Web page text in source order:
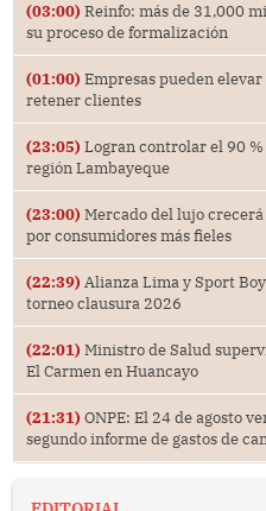
(03:00) Reinfo: más de 31,000
su proceso de formalización
(01:00) Empresas pueden
retener clientes
(23:05) Logran controlar el 90
región Lambayeque
(23:00) Mercado del lujo
por consumidores más fieles
(22:39) Alianza Lima y Sport
torneo clausura 2026
(22:01) Ministro de Salud
El Carmen en Huancayo
(21:31) ONPE: El 24 de agosto
segundo informe de gastos de